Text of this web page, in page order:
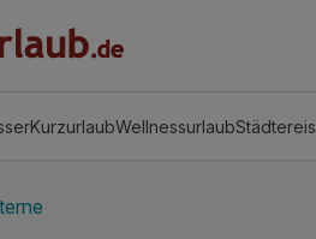
KurzurlaubWellnessurlaub